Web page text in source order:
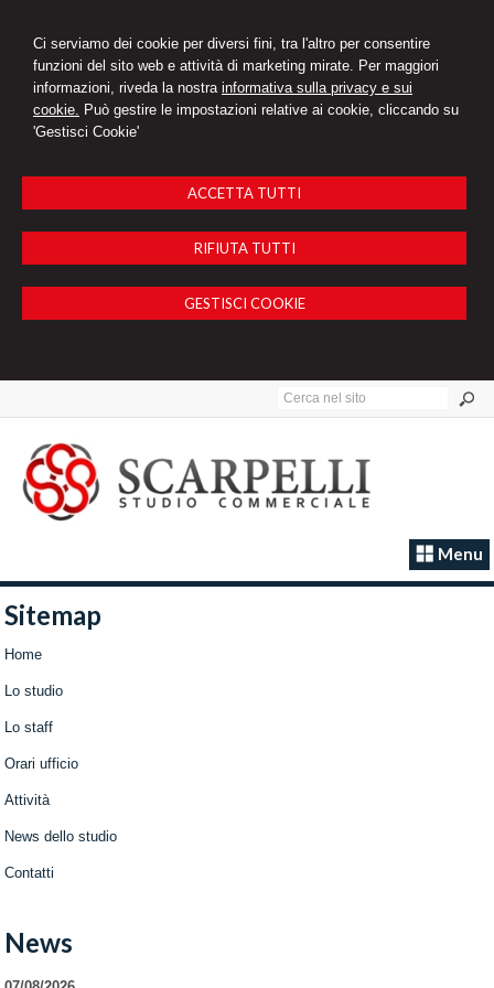
Ci serviamo dei cookie per diversi fini, tra l'altro per consentire
funzioni del sito web e attività di marketing mirate. Per maggiori
informazioni, riveda la nostra informativa sulla privacy e sui
cookie. Può gestire le impostazioni relative ai cookie, cliccando su
'Gestisci Cookie'
ACCETTA TUTTI
RIFIUTA TUTTI
GESTISCI COOKIE
Menu
Sitemap
Home
Lo studio
Lo staff
Orari ufficio
Attività
News dello studio
Contatti
News